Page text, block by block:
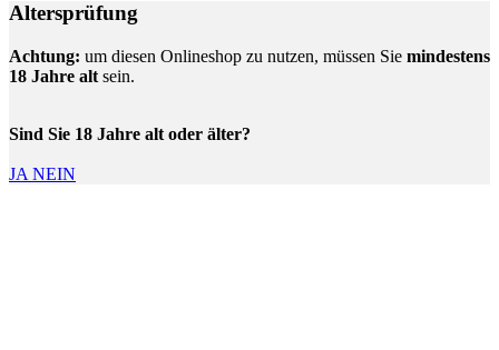
Altersprüfung
Achtung: um diesen Onlineshop zu nutzen, müssen Sie mindestens
18 Jahre alt sein.
Sind Sie 18 Jahre alt oder älter?
JA NEIN